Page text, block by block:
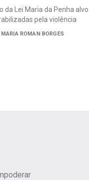
da Lei Maria da Penha
pela violência
MARIA ROMAN BORGES